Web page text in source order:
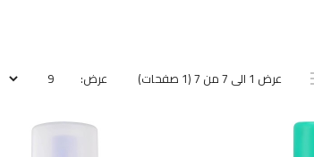
عرض 1 الى 7 من 7 (1 صفحات)
عرض: